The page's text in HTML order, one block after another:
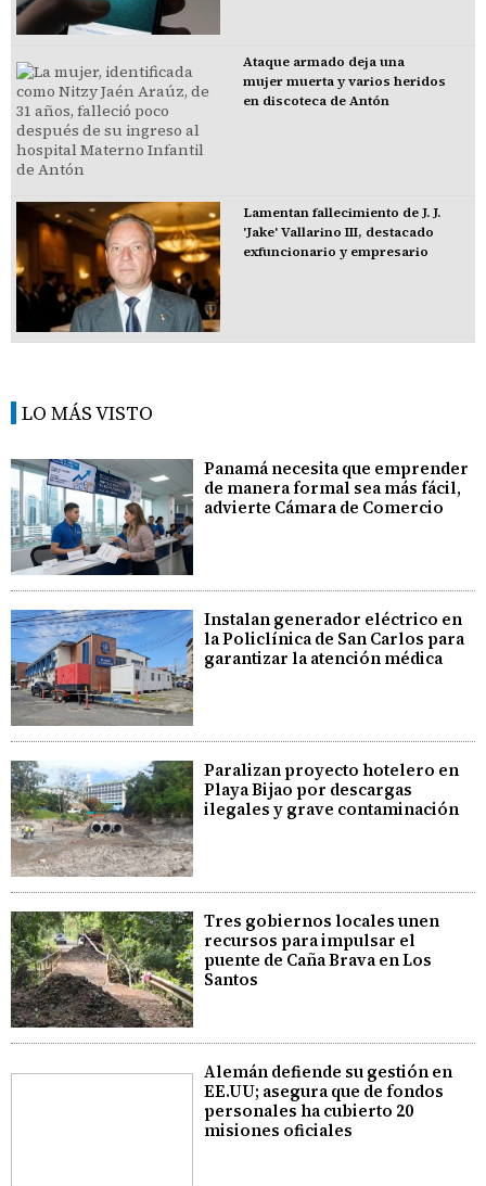
Ataque armado deja una
mujer muerta y varios heridos
en discoteca de Antón
Lamentan fallecimiento de J. J.
'Jake' Vallarino III, destacado
exfuncionario y empresario
LO MÁS VISTO
Panamá necesita que emprender
de manera formal sea más fácil,
advierte Cámara de Comercio
Instalan generador eléctrico en
la Policlínica de San Carlos para
garantizar la atención médica
Paralizan proyecto hotelero en
Playa Bijao por descargas
ilegales y grave contaminación
Tres gobiernos locales unen
recursos para impulsar el
puente de Caña Brava en Los
Santos
Alemán defiende su gestión en
EE.UU; asegura que de fondos
personales ha cubierto 20
misiones oficiales